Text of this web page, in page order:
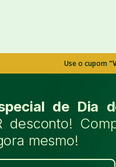
Use o cupom
de Dia
desconto!
mesmo!